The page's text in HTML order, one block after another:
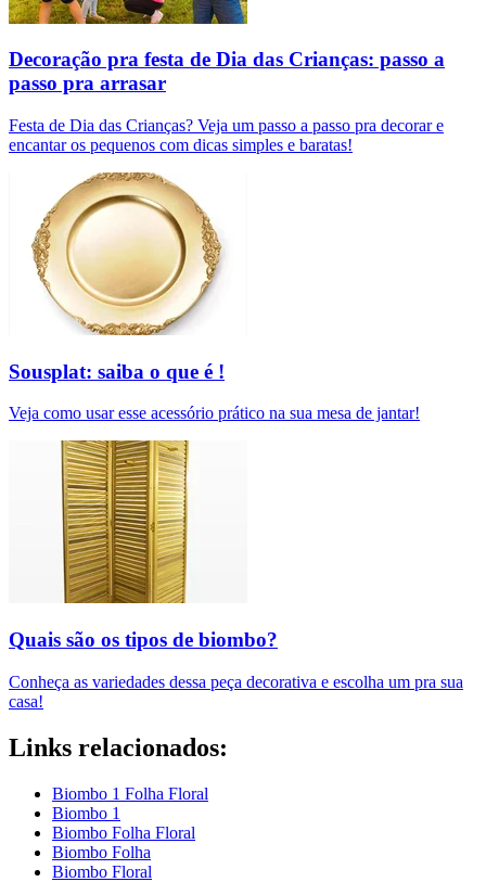
Decoração pra festa de Dia das Crianças: passo a
passo pra arrasar
Festa de Dia das Crianças? Veja um passo a passo pra decorar e
encantar os pequenos com dicas simples e baratas!
Sousplat: saiba o que é !
Veja como usar esse acessório prático na sua mesa de jantar!
Quais são os tipos de biombo?
Conheça as variedades dessa peça decorativa e escolha um pra sua
casa!
Links relacionados:
Biombo 1 Folha Floral
Biombo 1
Biombo Folha Floral
Biombo Folha
Biombo Floral